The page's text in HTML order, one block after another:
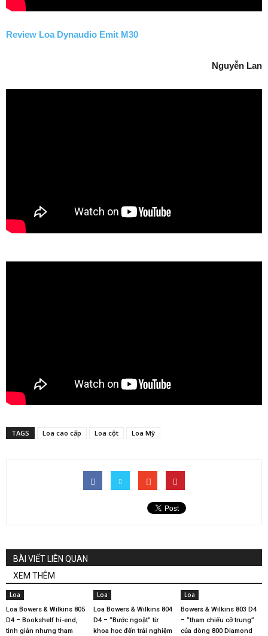
Review Loa Dynaudio Emit M30
Nguyễn Lan
TAGS Loa cao cấp Loa cột Loa Mỹ
BÀI VIẾT LIÊN QUAN
XEM THÊM
Loa
Loa Bowers & Wilkins 805
D4 – Bookshelf hi-end,
tinh giản nhưng tham
Loa
Loa Bowers & Wilkins 804
D4 – “Bước ngoặt” từ
khoa học đến trải nghiệm
Loa
Bowers & Wilkins 803 D4
– “tham chiếu cỡ trung”
của dòng 800 Diamond